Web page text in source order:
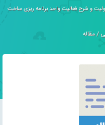
و شرح فعالیت واحد برنامه ریزی ساخت
/مقاله